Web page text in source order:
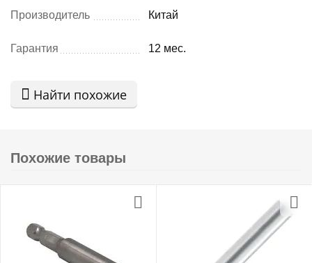
Производитель Китай
Гарантия 12 мес.
Найти похожие
Похожие товары